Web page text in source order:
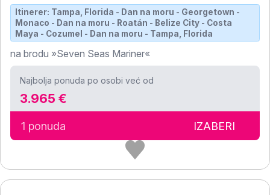
Itinerer: Tampa, Florida - Dan na moru - Georgetown -
Monaco - Dan na moru - Roatán - Belize City - Costa
Maya - Cozumel - Dan na moru - Tampa, Florida
na brodu »Seven Seas Mariner«
Najbolja ponuda po osobi već od
3.965 €
1 ponuda IZABERI